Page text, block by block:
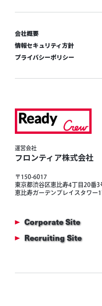
運営会社
フロンティア株式会社
〒150-6017
東京都渋谷区恵比寿4丁目20番3
恵比寿ガーデンプレイスタワー
Corporate Site
Recruiting Site
会社概要
情報セキュリティ方針
プライバシーポリシー